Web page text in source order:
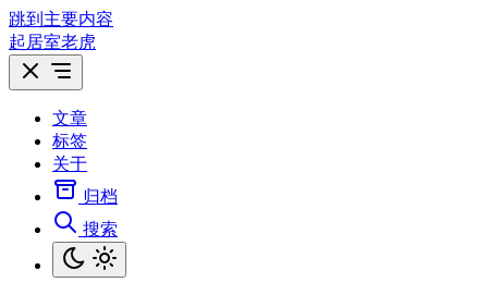
跳到主要内容
起居室老虎
文章
标签
关于
归档
搜索